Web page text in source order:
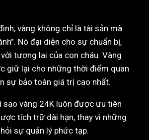
vàng không chỉ là tài sản mà
Nó đại diện cho sự chuẩn bị,
tương lai của con cháu. Vàng
giữ lại cho những thời điểm quan
sự bảo toàn giá trị cao nhất.
sao vàng 24K luôn được ưu tiên
tích trữ dài hạn, thay vì những
sự quản lý phức tạp.